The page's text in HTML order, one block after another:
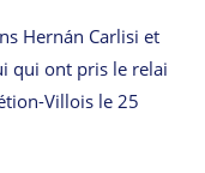
Hernán Carlisi et
qui ont pris le relai
Villois le 25